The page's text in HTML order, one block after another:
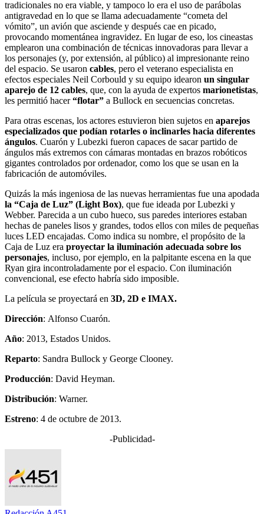
tradicionales no era viable, y tampoco lo era el uso de parábolas
antigravedad en lo que se llama adecuadamente “cometa del
vómito”, un avión que asciende y después cae en picado,
provocando momentánea ingravidez. En lugar de eso, los cineastas
emplearon una combinación de técnicas innovadoras para llevar a
los personajes (y, por extensión, al público) al impresionante reino
del espacio. Se usaron cables, pero el veterano especialista en
efectos especiales Neil Corbould y su equipo idearon un singular
aparejo de 12 cables, que, con la ayuda de expertos marionetistas,
les permitió hacer“flotar” a Bullock en secuencias concretas.
Para otras escenas, los actores estuvieron bien sujetos en aparejos
especializados que podían rotarles o inclinarles hacia diferentes
ángulos. Cuarón y Lubezki fueron capaces de sacar partido de
ángulos más extremos con cámaras montadas en brazos robóticos
gigantes controlados por ordenador, como los que se usan en la
fabricación de automóviles.
Quizás la más ingeniosa de las nuevas herramientas fue una apodada
la “Caja de Luz” (Light Box), que fue ideada por Lubezki y
Webber. Parecida a un cubo hueco, sus paredes interiores estaban
hechas de paneles lisos y grandes, todos ellos con miles de pequeñas
luces LED encajadas. Como indica su nombre, el propósito de la
Caja de Luz era proyectar la iluminación adecuada sobre los
personajes, incluso, por ejemplo, en la palpitante escena en la que
Ryan gira incontroladamente por el espacio. Con iluminación
convencional, ese efecto habría sido imposible.
La película se proyectará en 3D, 2D e IMAX.
Dirección: Alfonso Cuarón.
Año: 2013, Estados Unidos.
Reparto: Sandra Bullock y George Clooney.
Producción: David Heyman.
Distribución: Warner.
Estreno: 4 de octubre de 2013.
-Publicidad-